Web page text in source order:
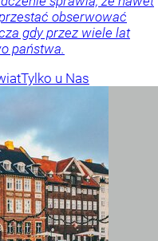
obserwować
gdy przez wiele lat
państwa.
Tylko u Nas